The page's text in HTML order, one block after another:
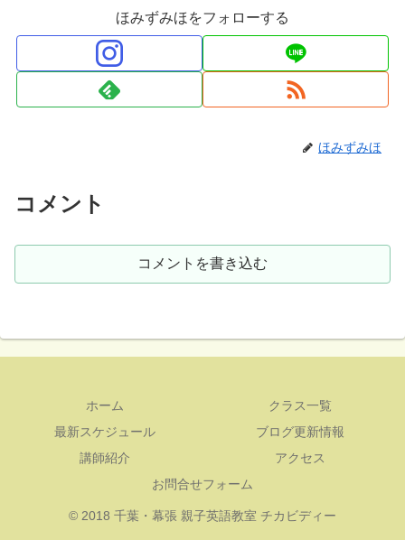
ほみずみほをフォローする
ほみずみほ
コメント
コメントを書き込む
ホーム
クラス一覧
最新スケジュール
ブログ更新情報
講師紹介
アクセス
お問合せフォーム
© 2018 千葉・幕張 親子英語教室 チカビディー